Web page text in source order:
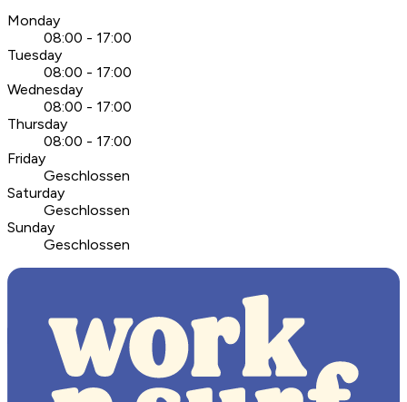
Monday
08:00 - 17:00
Tuesday
08:00 - 17:00
Wednesday
08:00 - 17:00
Thursday
08:00 - 17:00
Friday
Geschlossen
Saturday
Geschlossen
Sunday
Geschlossen